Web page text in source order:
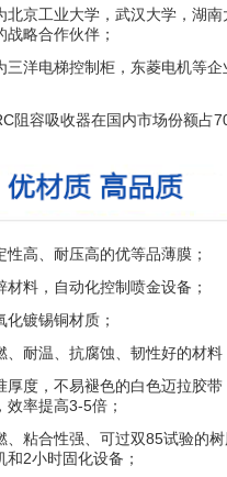
北京工业大学，武汉大学，湖
略合作伙伴；
三洋电梯控制柜，东菱电机等企
阻容吸收器在国内市场份额占
性高、耐压高的优等品薄膜；
材料，自动化控制喷金设备；
镀锡铜材质；
、耐温、抗腐蚀、韧性好的材料
厚度，不易褪色的白色迈拉胶带
效率提高3-5倍；
、粘合性强、可过双85试验的
2小时固化设备；